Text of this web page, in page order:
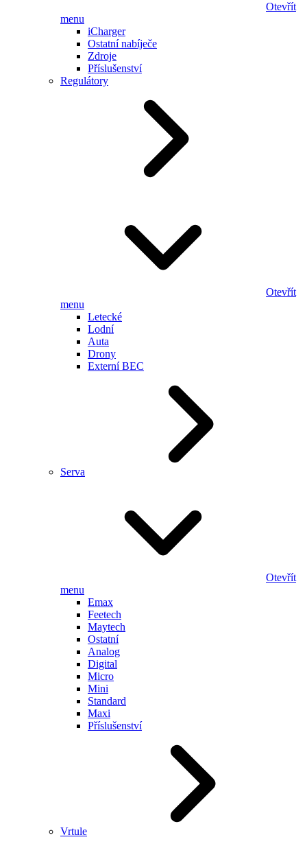
Otevřít
menu
iCharger
Ostatní nabíječe
Zdroje
Příslušenství
Regulátory
Otevřít
menu
Letecké
Lodní
Auta
Drony
Externí BEC
Serva
Otevřít
menu
Emax
Feetech
Maytech
Ostatní
Analog
Digital
Micro
Mini
Standard
Maxi
Příslušenství
Vrtule